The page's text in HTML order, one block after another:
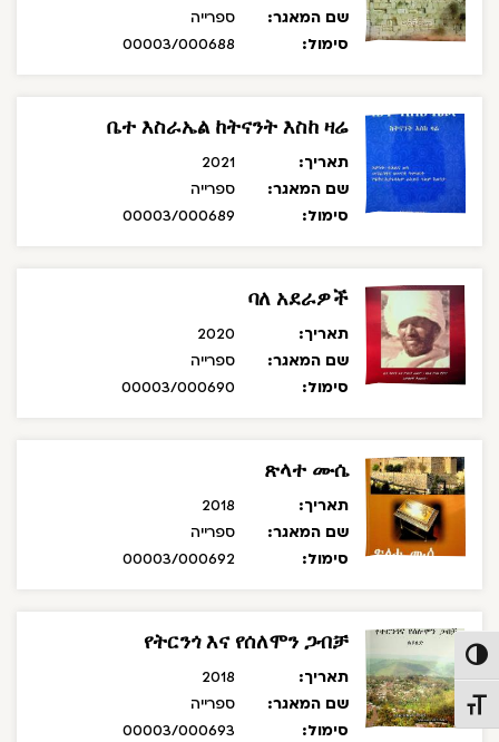
הפעל/כבה ניגודיות גבוהה
מתג גודל גופן
שם המאגר:
ספרייה
סימול:
00003/000688
ቤተ እስራኤል ከትናንት እስከ ዛሬ
תאריך:
2021
שם המאגר:
ספרייה
סימול:
00003/000689
ባለ አደራዎች
תאריך:
2020
שם המאגר:
ספרייה
סימול:
00003/000690
ጽላተ ሙሴ
תאריך:
2018
שם המאגר:
ספרייה
סימול:
00003/000692
የትርንጎ እና የሰለሞን ጋብቻ
תאריך:
2018
שם המאגר:
ספרייה
סימול:
00003/000693